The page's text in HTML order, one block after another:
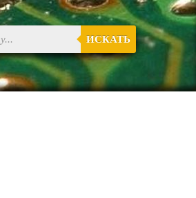
ИСКАТЬ